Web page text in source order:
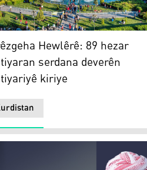
qezayên trafîkê çê bûne
Hewlêrê: 89 hezar
Hewlêrê: 89 hezar
serdana deverên
kiriye